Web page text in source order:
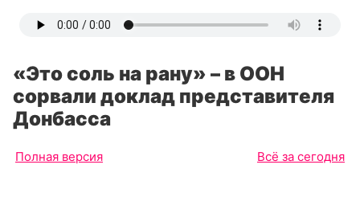
«Это соль на рану» – в ООН
сорвали доклад представителя
Донбасса
Полная версия Всё за сегодня